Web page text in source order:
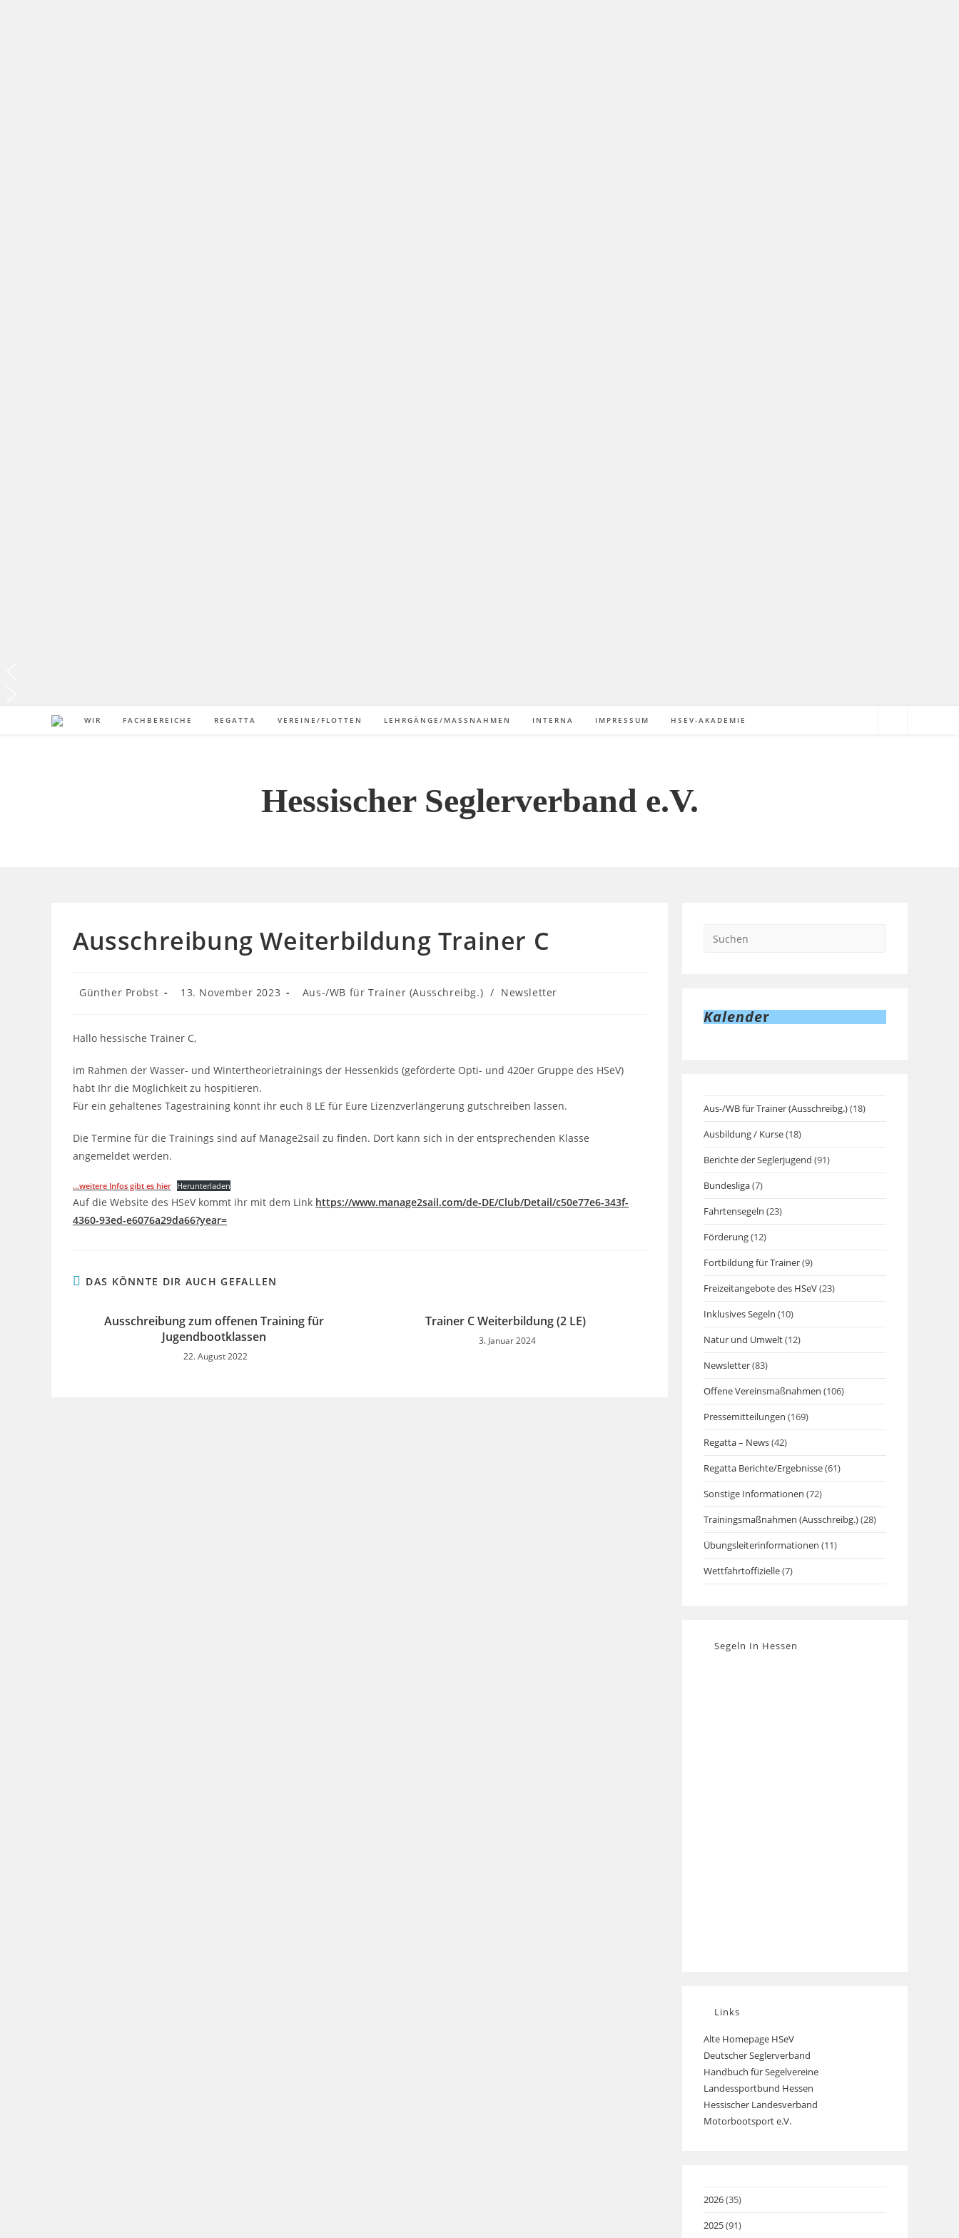
WIR FACHBEREICHE REGATTA VEREINE/FLOTTEN LEHRGÄNGE/MASSNAHMEN INTERNA IMPRESSUM HSEV-AKADEMIE
Hessischer Seglerverband e.V.
Ausschreibung Weiterbildung Trainer C
Beitrags-
Günther Probst
Beitrag
13. November 2023
Beitrags-
Aus-/WB für Trainer (Ausschreibg.) / Newsletter
Hallo hessische Trainer C,
im Rahmen der Wasser- und Wintertheorietrainings der Hessenkids (geförderte Opti- und 420er Gruppe des HSeV)
habt Ihr die Möglichkeit zu hospitieren.
Für ein gehaltenes Tagestraining könnt ihr euch 8 LE für Eure Lizenzverlängerung gutschreiben lassen.
Die Termine für die Trainings sind auf Manage2sail zu finden. Dort kann sich in der entsprechenden Klasse
angemeldet werden.
…weitere Infos gibt es hier Herunterladen
Auf die Website des HSeV kommt ihr mit dem Link https://www.manage2sail.com/de-DE/Club/Detail/c50e77e6-343f-
4360-93ed-e6076a29da66?year=
DAS KÖNNTE DIR AUCH GEFALLEN
Ausschreibung zum offenen Training für
Jugendbootklassen
22. August 2022
Trainer C Weiterbildung (2 LE)
3. Januar 2024
Kalender
Aus-/WB für Trainer (Ausschreibg.)(18)
Ausbildung / Kurse(18)
Berichte der Seglerjugend (91)
Bundesliga(7)
Fahrtensegeln (23)
Förderung(12)
Fortbildung für Trainer(9)
Freizeitangebote des HSeV(23)
Inklusives Segeln (10)
Natur und Umwelt(12)
Newsletter(83)
Offene Vereinsmaßnahmen (106)
Pressemitteilungen (169)
Regatta – News(42)
Regatta Berichte/Ergebnisse(61)
Sonstige Informationen (72)
Trainingsmaßnahmen (Ausschreibg.)(28)
Übungsleiterinformationen (11)
Wettfahrtoffizielle(7)
Segeln In Hessen
Links
Alte Homepage HSeVOpens
in
a
new
tab
Deutscher Seglerverband
in
a
new
Handbuch für SegelvereineOpens
Landessportbund Hessen
in
Hessischer Landesverband
Motorbootsport e.V.Opens
2026(35)
2025(91)